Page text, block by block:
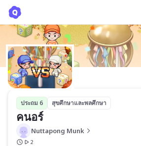
ประถม 6 สุขศึกษาและพลศึกษา
คนอร์
Nuttapong Munk
2